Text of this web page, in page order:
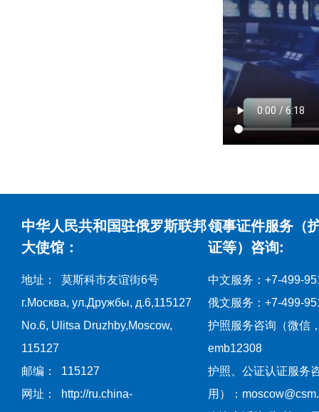
中华人民共和国驻俄罗斯联邦
大使馆：
地址： 莫斯科市友谊街6号
г.Москва, ул.Дружбы, д.6,115127
No.6, Ulitsa Druzhby,Moscow,
115127
邮编： 115127
网址： http://ru.china-
领事证件服务（
证等）咨询:
中文服务：+7-499-
俄文服务：+7-499-
护照服务咨询（微信
emb12308
护照、公证认证服务
用）：